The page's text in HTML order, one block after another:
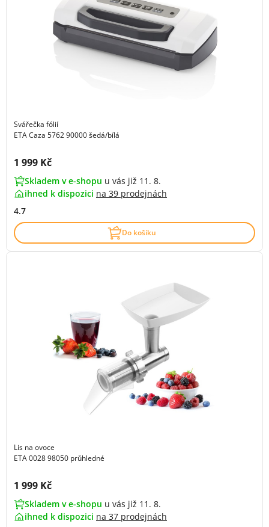
Svářečka fólií
ETA Caza 5762 90000 šedá/bílá
Cena s DPH:
1 999 Kč
Skladem v e-shopu u vás již 11. 8.
ihned k dispozici na 39 prodejnách
4.7
Do košíku
Lis na ovoce
ETA 0028 98050 průhledné
Cena s DPH:
1 999 Kč
Skladem v e-shopu u vás již 11. 8.
ihned k dispozici na 37 prodejnách